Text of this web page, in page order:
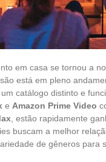
em casa se tornou a
está em pleno
catálogo distinto e
e Amazon Prime Video
, estão rapidamente
buscam a melhor
de gêneros para